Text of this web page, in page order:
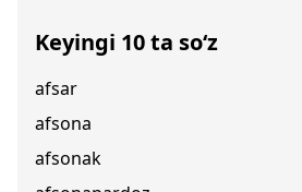
Keyingi 10 ta so‘z
afsar
afsona
afsonak